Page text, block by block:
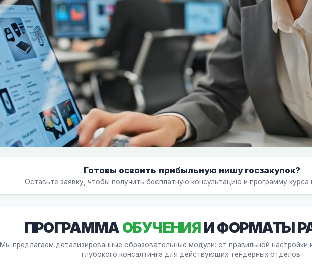
Готовы освоить прибыльную нишу госзакупок?
Оставьте заявку, чтобы получить бесплатную консультацию и программу курса
ПРОГРАММА ОБУЧЕНИЯ И ФОРМАТЫ
Мы предлагаем детализированные образовательные модули: от правильной настройки
глубокого консалтинга для действующих тендерных отделов.